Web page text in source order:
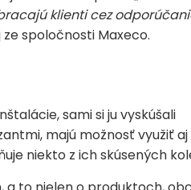
klienti cez
spoločnosti Maxeco.
sami si ju vyskúšali
majú možnosť využiť aj
niekto z ich skúsených